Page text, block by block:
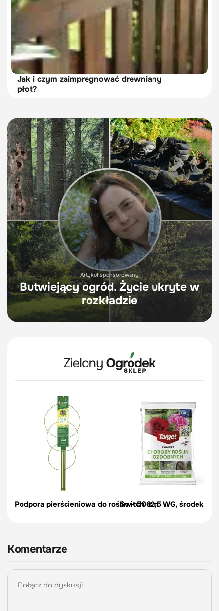
Jak i czym zaimpregnować drewniany
płot?
Artykuł sponsorowany
Butwiejący ogród. Życie ukryte w
rozkładzie
Podpora pierścieniowa do roślin – 50 cmSwitch 62,5 WG, środek
Komentarze